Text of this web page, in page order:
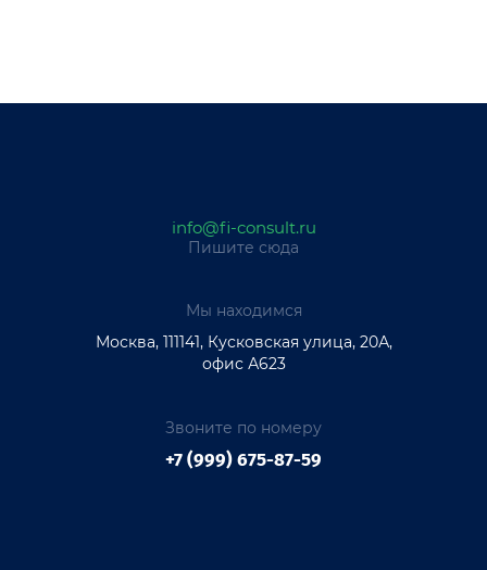
Звоните по номеру
+7 (999) 675-87-59
Мы находимся
Москва, 111141, Кусковская улица, 20А,
офис А623
Пишите сюда
info@fi-consult.ru